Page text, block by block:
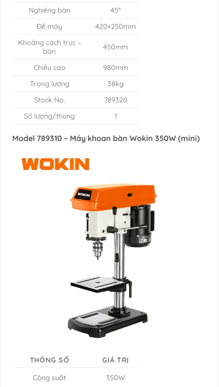
Nghiêng bàn
45°
Đế máy
420×250mm
Khoảng cách trục –
bàn
450mm
Chiều cao
980mm
Trọng lượng
38kg
Stock No.
789320
Số lượng/thùng
1
Model 789310 – Máy khoan bàn Wokin 350W (mini)
THÔNG SỐ
GIÁ TRỊ
Công suất
350W